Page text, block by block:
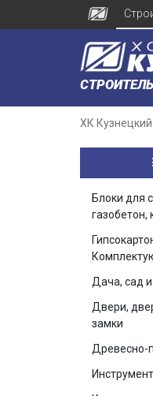
ХК
Блоки для
газобетон,
Дача, сад
Двери,
замки
Древесно-